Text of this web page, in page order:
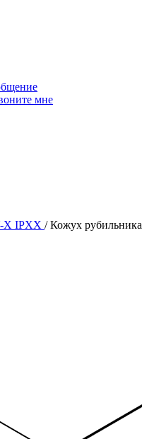
мне
X IPXX / Кожух рубильника